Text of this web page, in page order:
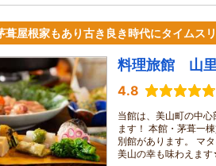
葺屋根家もあり古き良き時代にタイムスリ
料理旅館 山
4.8
当館は、美山町の中
ます！ 本館・茅葺一
別館があります。 マ
美山の幸も味わえま